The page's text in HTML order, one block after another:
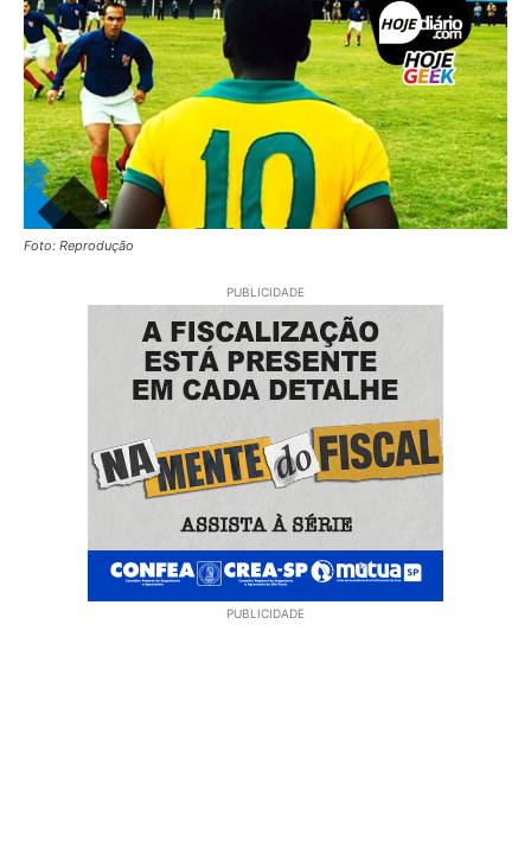
Foto: Reprodução
PUBLICIDADE
PUBLICIDADE